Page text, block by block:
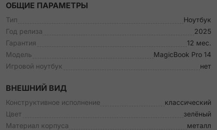
ОБЩИЕ ПАРАМЕТРЫ
Тип
Ноутбук
Год релиза
2025
Гарантия
12 мес.
Модель
MagicBook Pro 14
Игровой ноутбук
нет
ВНЕШНИЙ ВИД
Конструктивное исполнение
классический
Цвет
зелёный
Материал корпуса
металл